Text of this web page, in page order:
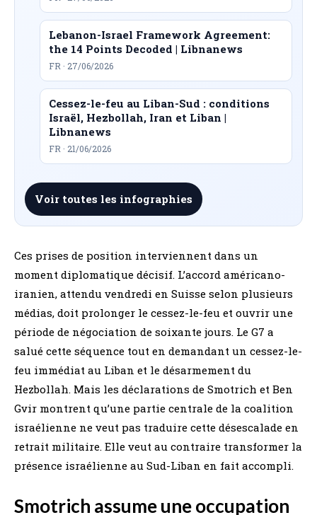
Lebanon-Israel Framework Agreement:
the 14 Points Decoded | Libnanews
FR · 27/06/2026
Cessez-le-feu au Liban-Sud : conditions
Israël, Hezbollah, Iran et Liban |
Libnanews
FR · 21/06/2026
Voir toutes les infographies
Ces prises de position interviennent dans un
moment diplomatique décisif. L’accord américano-
iranien, attendu vendredi en Suisse selon plusieurs
médias, doit prolonger le cessez-le-feu et ouvrir une
période de négociation de soixante jours. Le G7 a
salué cette séquence tout en demandant un cessez-le-
feu immédiat au Liban et le désarmement du
Hezbollah. Mais les déclarations de Smotrich et Ben
Gvir montrent qu’une partie centrale de la coalition
israélienne ne veut pas traduire cette désescalade en
retrait militaire. Elle veut au contraire transformer la
présence israélienne au Sud-Liban en fait accompli.
Smotrich assume une occupation